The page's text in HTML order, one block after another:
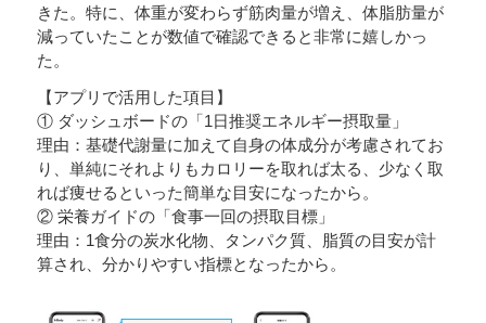
きた。特に、体重が変わらず筋肉量が増え、体脂肪量が
減っていたことが数値で確認できると非常に嬉しかっ
た。
【アプリで活用した項目】
① ダッシュボードの「1日推奨エネルギー摂取量」
理由：基礎代謝量に加えて自身の体成分が考慮されてお
り、単純にそれよりもカロリーを取れば太る、少なく取
れば痩せるといった簡単な目安になったから。
② 栄養ガイドの「食事一回の摂取目標」
理由：1食分の炭水化物、タンパク質、脂質の目安が計
算され、分かりやすい指標となったから。